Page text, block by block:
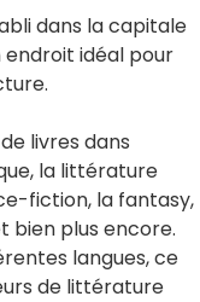
dans la capitale
endroit idéal pour
livres dans
la littérature
fiction, la fantasy,
bien plus encore.
langues, ce
de littérature